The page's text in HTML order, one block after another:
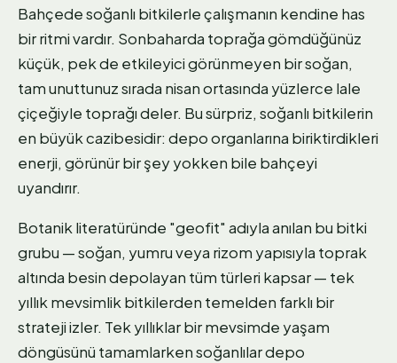
Bahçede soğanlı bitkilerle çalışmanın kendine has
bir ritmi vardır. Sonbaharda toprağa gömdüğünüz
küçük, pek de etkileyici görünmeyen bir soğan,
tam unuttunuz sırada nisan ortasında yüzlerce lale
çiçeğiyle toprağı deler. Bu sürpriz, soğanlı bitkilerin
en büyük cazibesidir: depo organlarına biriktirdikleri
enerji, görünür bir şey yokken bile bahçeyi
uyandırır.
Botanik literatüründe "geofit" adıyla anılan bu bitki
grubu — soğan, yumru veya rizom yapısıyla toprak
altında besin depolayan tüm türleri kapsar — tek
yıllık mevsimlik bitkilerden temelden farklı bir
strateji izler. Tek yıllıklar bir mevsimde yaşam
döngüsünü tamamlarken soğanlılar depo